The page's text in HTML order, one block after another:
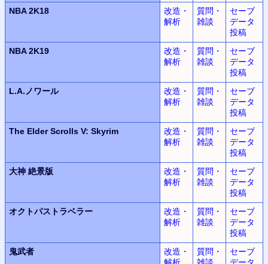
NBA 2K18
改造・
解析
質問・
雑談
セーブ
データ
投稿
NBA 2K19
改造・
解析
質問・
雑談
セーブ
データ
投稿
L.A. ノワール
改造・
解析
質問・
雑談
セーブ
データ
投稿
The Elder Scrolls V: Skyrim
改造・
解析
質問・
雑談
セーブ
データ
投稿
大神 絶景版
改造・
解析
質問・
雑談
セーブ
データ
投稿
オクトパストラベラー
改造・
解析
質問・
雑談
セーブ
データ
投稿
鬼武者
改造・
解析
質問・
雑談
セーブ
データ